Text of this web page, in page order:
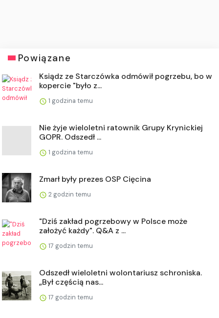
Powiązane
Ksiądz ze Starczówka odmówił pogrzebu, bo w
kopercie "było z...
1 godzina temu
Nie żyje wieloletni ratownik Grupy Krynickiej
GOPR. Odszedł ...
1 godzina temu
Zmarł były prezes OSP Cięcina
2 godzin temu
"Dziś zakład pogrzebowy w Polsce może
założyć każdy". Q&A z ...
17 godzin temu
Odszedł wieloletni wolontariusz schroniska.
„Był częścią nas...
17 godzin temu